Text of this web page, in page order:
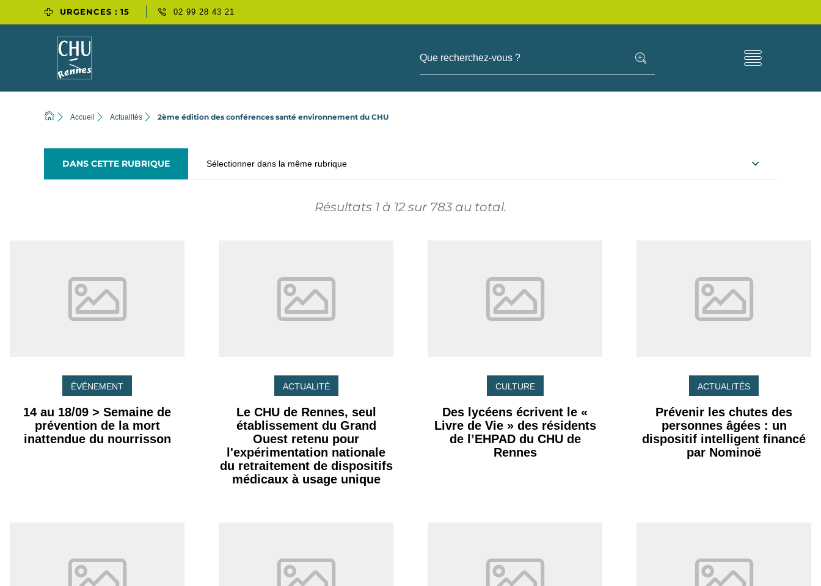
URGENCES : 15 02 99 28 43 21
Que recherchez-vous ?
Accueil Actualités 2ème édition des conférences santé environnement du CHU
DANS CETTE RUBRIQUE Sélectionner dans la même rubrique
Résultats 1 à 12 sur 783 au total.
ÉVÉNEMENT
14 au 18/09 > Semaine de
prévention de la mort
inattendue du nourrisson
ACTUALITÉ
Le CHU de Rennes, seul
établissement du Grand
Ouest retenu pour
l'expérimentation nationale
du retraitement de dispositifs
médicaux à usage unique
CULTURE
Des lycéens écrivent le «
Livre de Vie » des résidents
de l’EHPAD du CHU de
Rennes
ACTUALITÉS
Prévenir les chutes des
personnes âgées : un
dispositif intelligent financé
par Nominoë